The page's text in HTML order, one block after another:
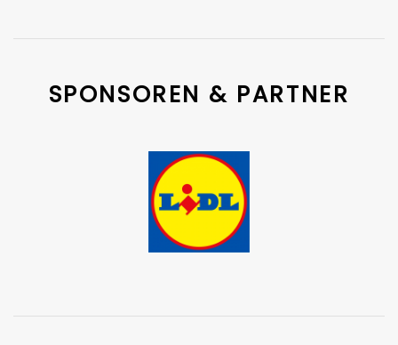
SPONSOREN & PARTNER